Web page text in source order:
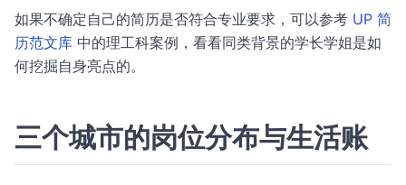
如果不确定自己的简历是否符合专业要求，可以参考 UP 简
历范文库 中的理工科案例，看看同类背景的学长学姐是如
何挖掘自身亮点的。
三个城市的岗位分布与生活账